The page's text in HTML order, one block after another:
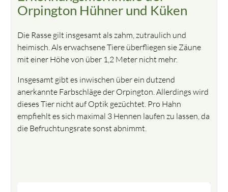
Orpington Hühner und Küken
Die Rasse gilt insgesamt als zahm, zutraulich und
heimisch. Als erwachsene Tiere überfliegen sie Zäune
mit einer Höhe von über 1,2 Meter nicht mehr.
Insgesamt gibt es inwischen über ein dutzend
anerkannte Farbschläge der Orpington. Allerdings wird
dieses Tier nicht auf Optik gezüchtet. Pro Hahn
empfiehlt es sich maximal 3 Hennen laufen zu lassen, da
die Befruchtungsrate sonst abnimmt.